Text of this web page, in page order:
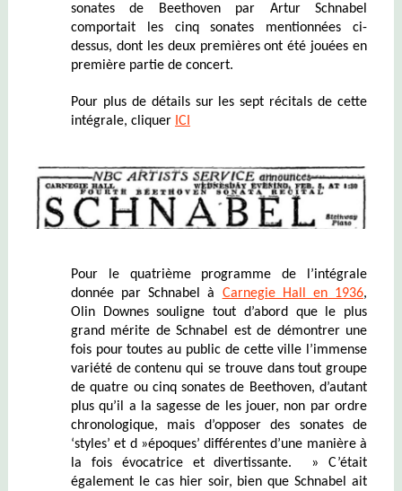
sonates de Beethoven par Artur Schnabel
comportait les cinq sonates mentionnées ci-
dessus, dont les deux premières ont été jouées en
première partie de concert.
Pour plus de détails sur les sept récitals de cette
intégrale, cliquer ICI
Pour le quatrième programme de l’intégrale
donnée par Schnabel à Carnegie Hall en 1936,
Olin Downes souligne tout d’abord que le plus
grand mérite de Schnabel est de démontrer une
fois pour toutes au public de cette ville l’immense
variété de contenu qui se trouve dans tout groupe
de quatre ou cinq sonates de Beethoven, d’autant
plus qu’il a la sagesse de les jouer, non par ordre
chronologique, mais d’opposer des sonates de
‘styles’ et d »époques’ différentes d’une manière à
la fois évocatrice et divertissante. » C’était
également le cas hier soir, bien que Schnabel ait